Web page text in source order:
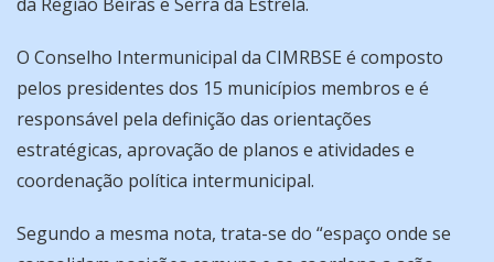
O Conselho Intermunicipal da CIMRBSE é composto
pelos presidentes dos 15 municípios membros e é
responsável pela definição das orientações
estratégicas, aprovação de planos e atividades e
coordenação política intermunicipal.
Segundo a mesma nota, trata-se do “espaço onde se